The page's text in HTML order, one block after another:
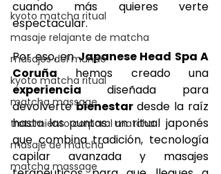
kyoto matcha ritual
masaje relajante de matcha
masajes del mundo
kyoto matcha ritual
matcha massage
tratamiento corporal matcha
masaje de matcha
matcha massage
cuando más quieres verte
espectacular.
Por eso, en Japanese Head Spa A
Coruña
experiencia diseñada para
devolverte bienestar desde la raíz
hasta las puntas: un ritual japonés
que combina tradición, tecnología
capilar avanzada y masajes